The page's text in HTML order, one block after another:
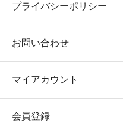
プライバシーポリシー
お問い合わせ
マイアカウント
会員登録